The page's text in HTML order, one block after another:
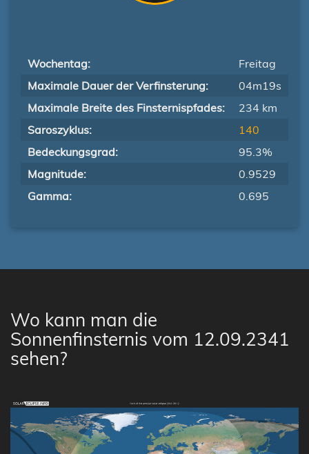
Wochentag:
Freitag
Maximale Dauer der Verfinsterung:
04m19s
Maximale Breite des Finsternispfades:
234 km
Saroszyklus:
140
Bedeckungsgrad:
95.3%
Magnitude:
0.9529
Gamma:
0.695
Wo kann man die
Sonnenfinsternis vom 12.09.2341
sehen?